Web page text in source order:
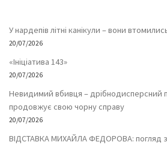
У нардепів літні канікули – вони
20/07/2026
«Ініціатива 143»
20/07/2026
Невидимий вбивця – дрібнодисперсний
продовжує свою чорну справу
20/07/2026
ВІДСТАВКА МИХАЙЛА ФЕДОРОВА: погляд